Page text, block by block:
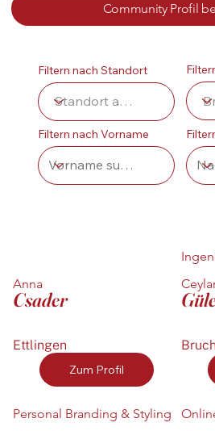
Filtern nach Standort
Filtern nach Vorname
Community Profil
Anna
Csader
Ettlingen
Zum Profil
Personal Branding & Styling